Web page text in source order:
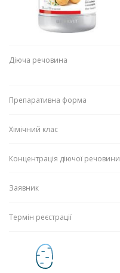
Діюча речовина
Препаративна форма
Хімічний клас
Концентрація діючої речовини
Заявник
Термін реєстрації